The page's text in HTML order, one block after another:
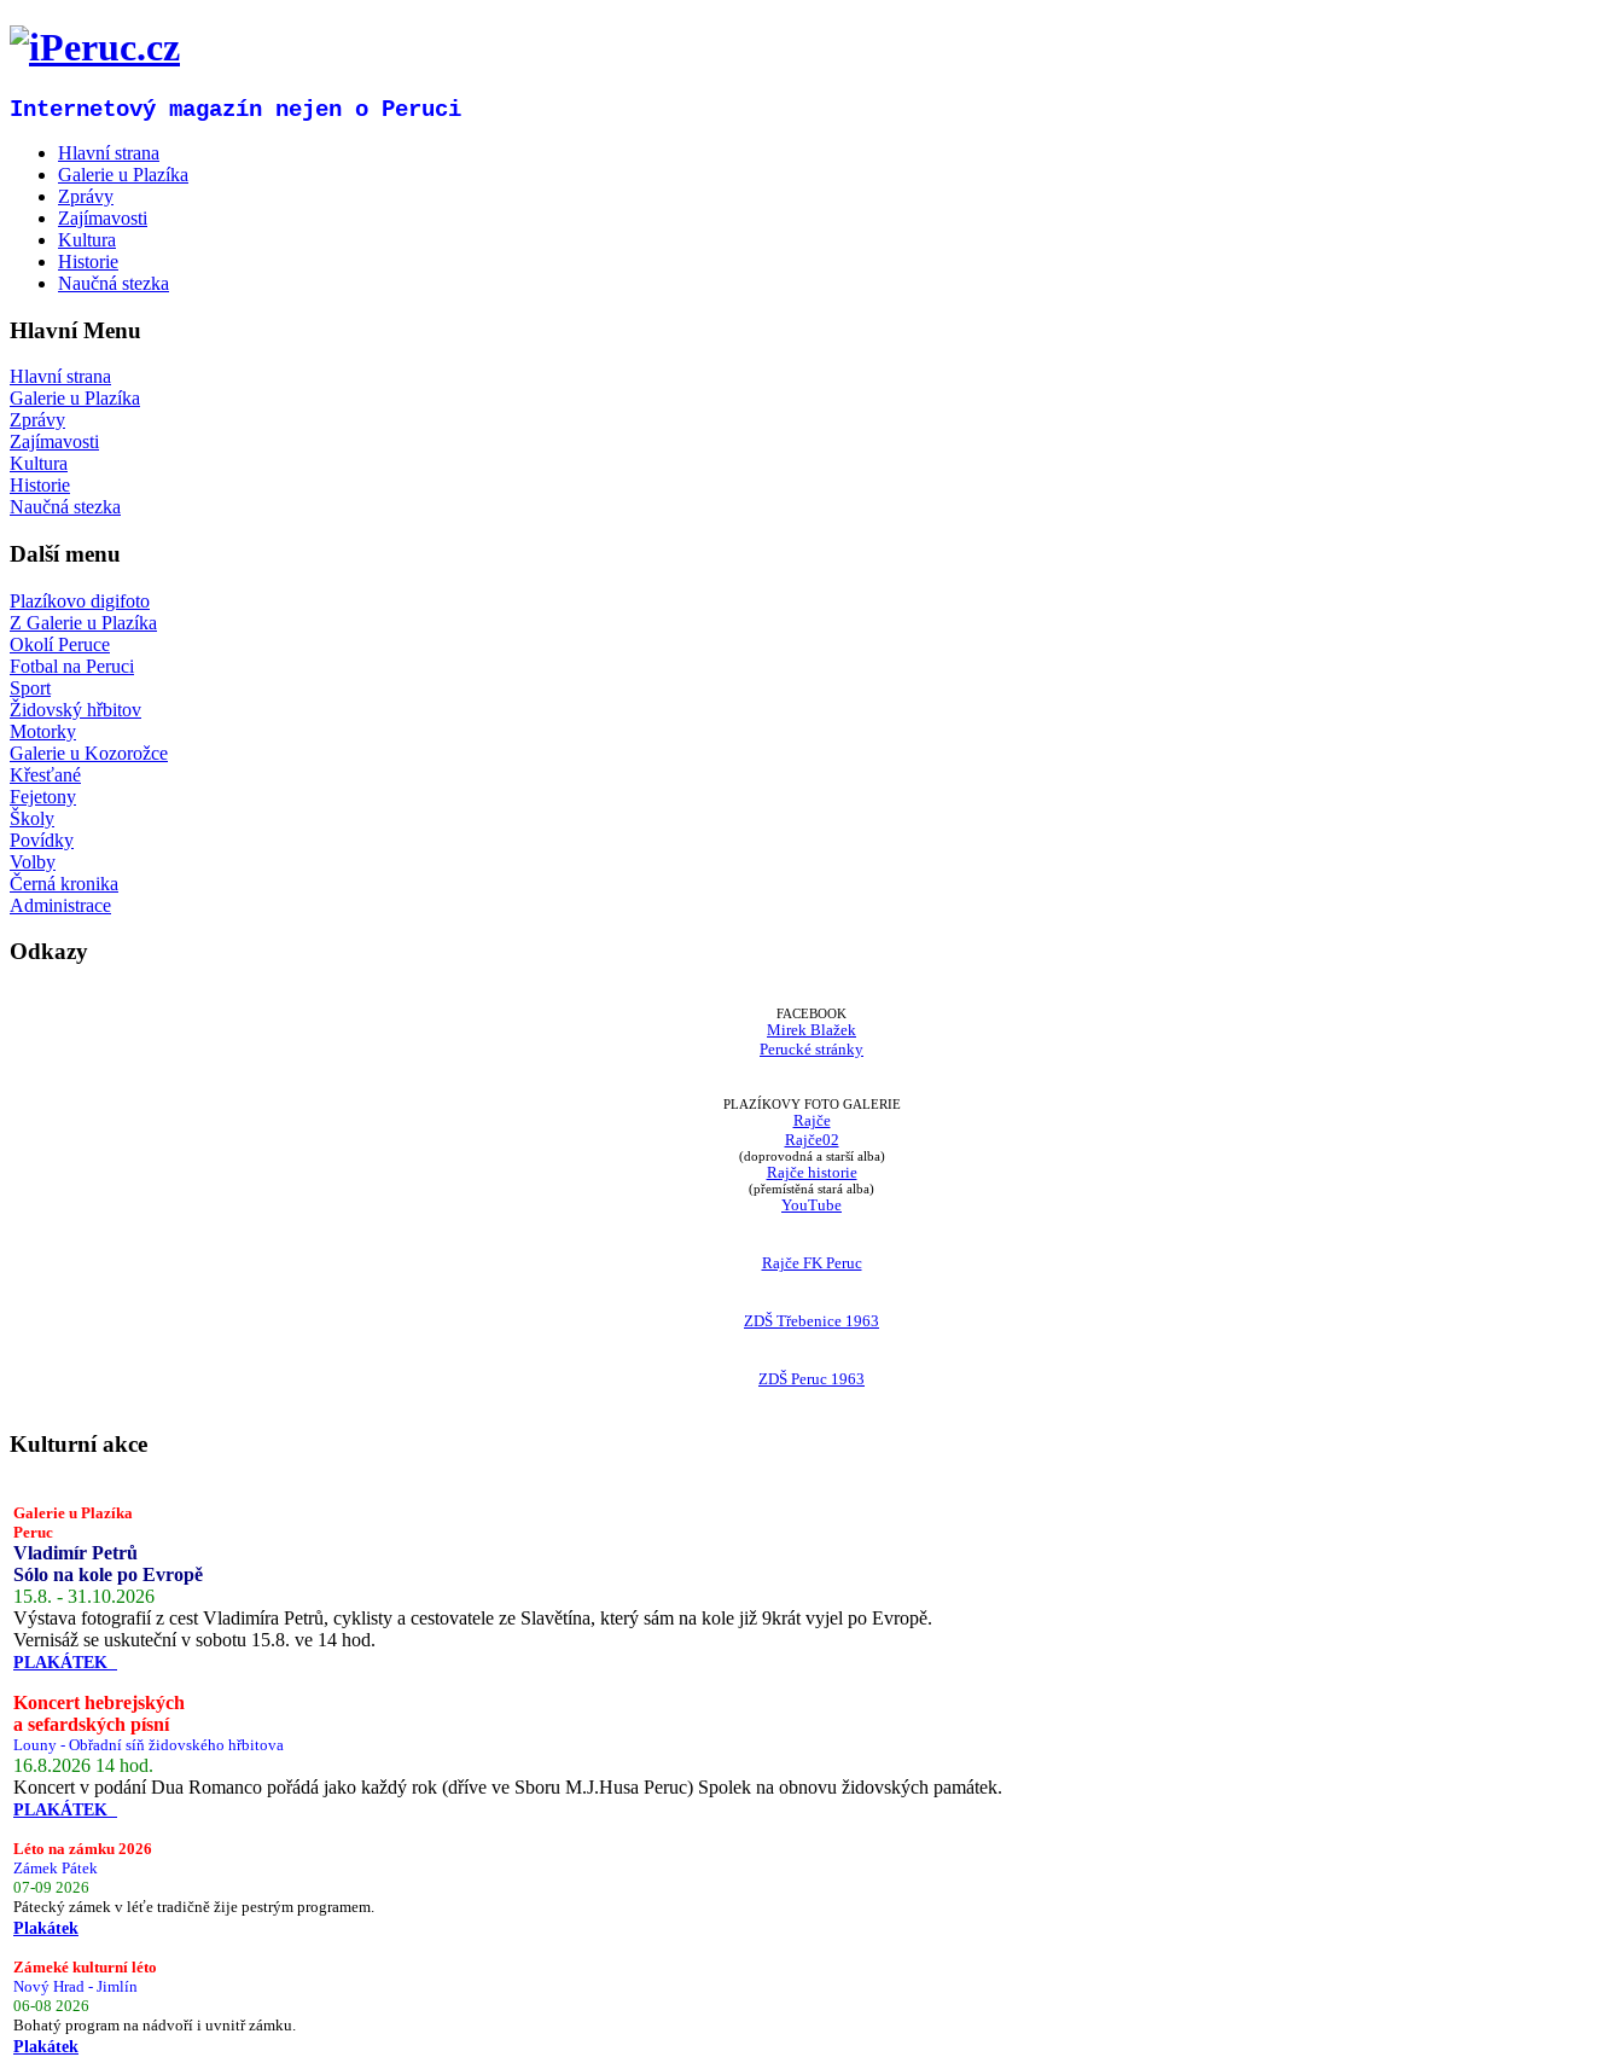
Internetový magazín nejen o Peruci
Hlavní strana
Galerie u Plazíka
Zprávy
Zajímavosti
Kultura
Historie
Naučná stezka
Hlavní Menu
Hlavní strana
Galerie u Plazíka
Zprávy
Zajímavosti
Kultura
Historie
Naučná stezka
Další menu
Plazíkovo digifoto
Z Galerie u Plazíka
Okolí Peruce
Fotbal na Peruci
Sport
Židovský hřbitov
Motorky
Galerie u Kozorožce
Křesťané
Fejetony
Školy
Povídky
Volby
Černá kronika
Administrace
Odkazy
FACEBOOK
Mirek Blažek
Perucké stránky
PLAZÍKOVY FOTO GALERIE
Rajče
Rajče02
(doprovodná a starší alba)
Rajče historie
(přemístěná stará alba)
YouTube
Rajče FK Peruc
ZDŠ Třebenice 1963
ZDŠ Peruc 1963
Kulturní akce
Galerie u Plazíka
Peruc
Vladimír Petrů
Sólo na kole po Evropě
15.8. - 31.10.2026
Výstava fotografií z cest Vladimíra Petrů, cyklisty a cestovatele ze Slavětína, který sám na kole již 9krát vyjel po Evropě.
Vernisáž se uskuteční v sobotu 15.8. ve 14 hod.
PLAKÁTEK
Koncert hebrejských
a sefardských písní
Louny - Obřadní síň židovského hřbitova
16.8.2026 14 hod.
Koncert v podání Dua Romanco pořádá jako každý rok (dříve ve Sboru M.J.Husa Peruc) Spolek na obnovu židovských památek.
PLAKÁTEK
Léto na zámku 2026
Zámek Pátek
07-09 2026
Pátecký zámek v léťe tradičně žije pestrým programem.
Plakátek
Zámeké kulturní léto
Nový Hrad - Jimlín
06-08 2026
Bohatý program na nádvoří i uvnitř zámku.
Plakátek